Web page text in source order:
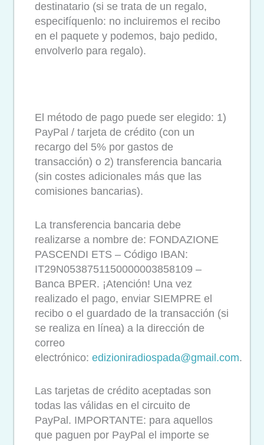
destinatario (si se trata de un regalo,
especifíquenlo: no incluiremos el recibo
en el paquete y podemos, bajo pedido,
envolverlo para regalo).
El método de pago puede ser elegido: 1)
PayPal / tarjeta de crédito (con un
recargo del 5% por gastos de
transacción) o 2) transferencia bancaria
(sin costes adicionales más que las
comisiones bancarias).
La transferencia bancaria debe
realizarse a nombre de: FONDAZIONE
PASCENDI ETS – Código IBAN:
IT29N0538751150000003858109 –
Banca BPER. ¡Atención! Una vez
realizado el pago, enviar SIEMPRE el
recibo o el guardado de la transacción (si
se realiza en línea) a la dirección de
correo
electrónico: edizioniradiospada@gmail.com.
Las tarjetas de crédito aceptadas son
todas las válidas en el circuito de
PayPal. IMPORTANTE: para aquellos
que paguen por PayPal el importe se